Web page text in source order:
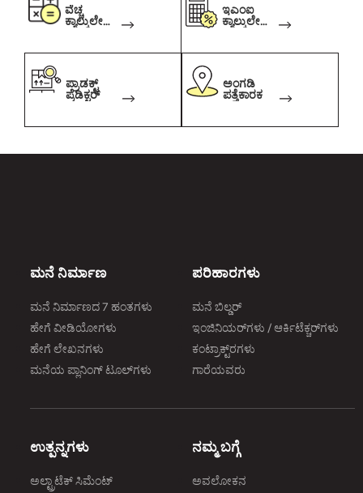
ವೆಚ್ಚ
ಕ್ಯಾಲ್ಕುಲೇಟ
ಇಎಂಐ
ಕ್ಯಾಲ್ಕುಲೇಟ
ಪ್ರಾಡಕ್ಟ್
ಪ್ರೆಡಿಕ್ಟರ್
ಅಂಗಡಿ
ಪತ್ತೆಕಾರಕ
ಮನೆ ನಿರ್ಮಾಣ
ಮನೆ ನಿರ್ಮಾಣದ 7 ಹಂತಗಳು
ಹೇಗೆ ವೀಡಿಯೋಗಳು
ಹೇಗೆ ಲೇಖನಗಳು
ಮನೆಯ ಪ್ಲಾನಿಂಗ್‌ ಟೂಲ್‌ಗಳು
ಪರಿಹಾರಗಳು
ಮನೆ ಬಿಲ್ಡರ್
ಇಂಜಿನಿಯರ್‌ಗಳು / ಆರ್ಕಿಟೆಕ್ಚರ್‌ಗಳು
ಕಂಟ್ರಾಕ್ಟ್‌ರಗಳು
ಗಾರೆಯವರು
ಉತ್ಪನ್ನಗಳು
ಅಲ್ಟ್ರಾಟೆಕ್‌ ಸಿಮೆಂಟ್‌
ನಮ್ಮ ಬಗ್ಗೆ
ಅವಲೋಕನ